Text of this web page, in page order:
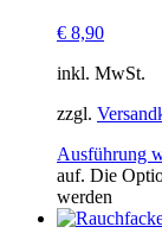
€ 8,90
inkl. MwSt.
zzgl.
Ausführung
auf. Die
werden